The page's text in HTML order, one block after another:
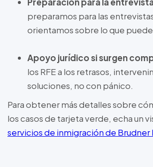
preparamos para las
orientamos sobre lo que
Apoyo jurídico si surgen
los RFE a los retrasos,
soluciones, no con pánico.
Para obtener más detalles sobre
los casos de tarjeta verde, echa un
servicios de inmigración de Brudner